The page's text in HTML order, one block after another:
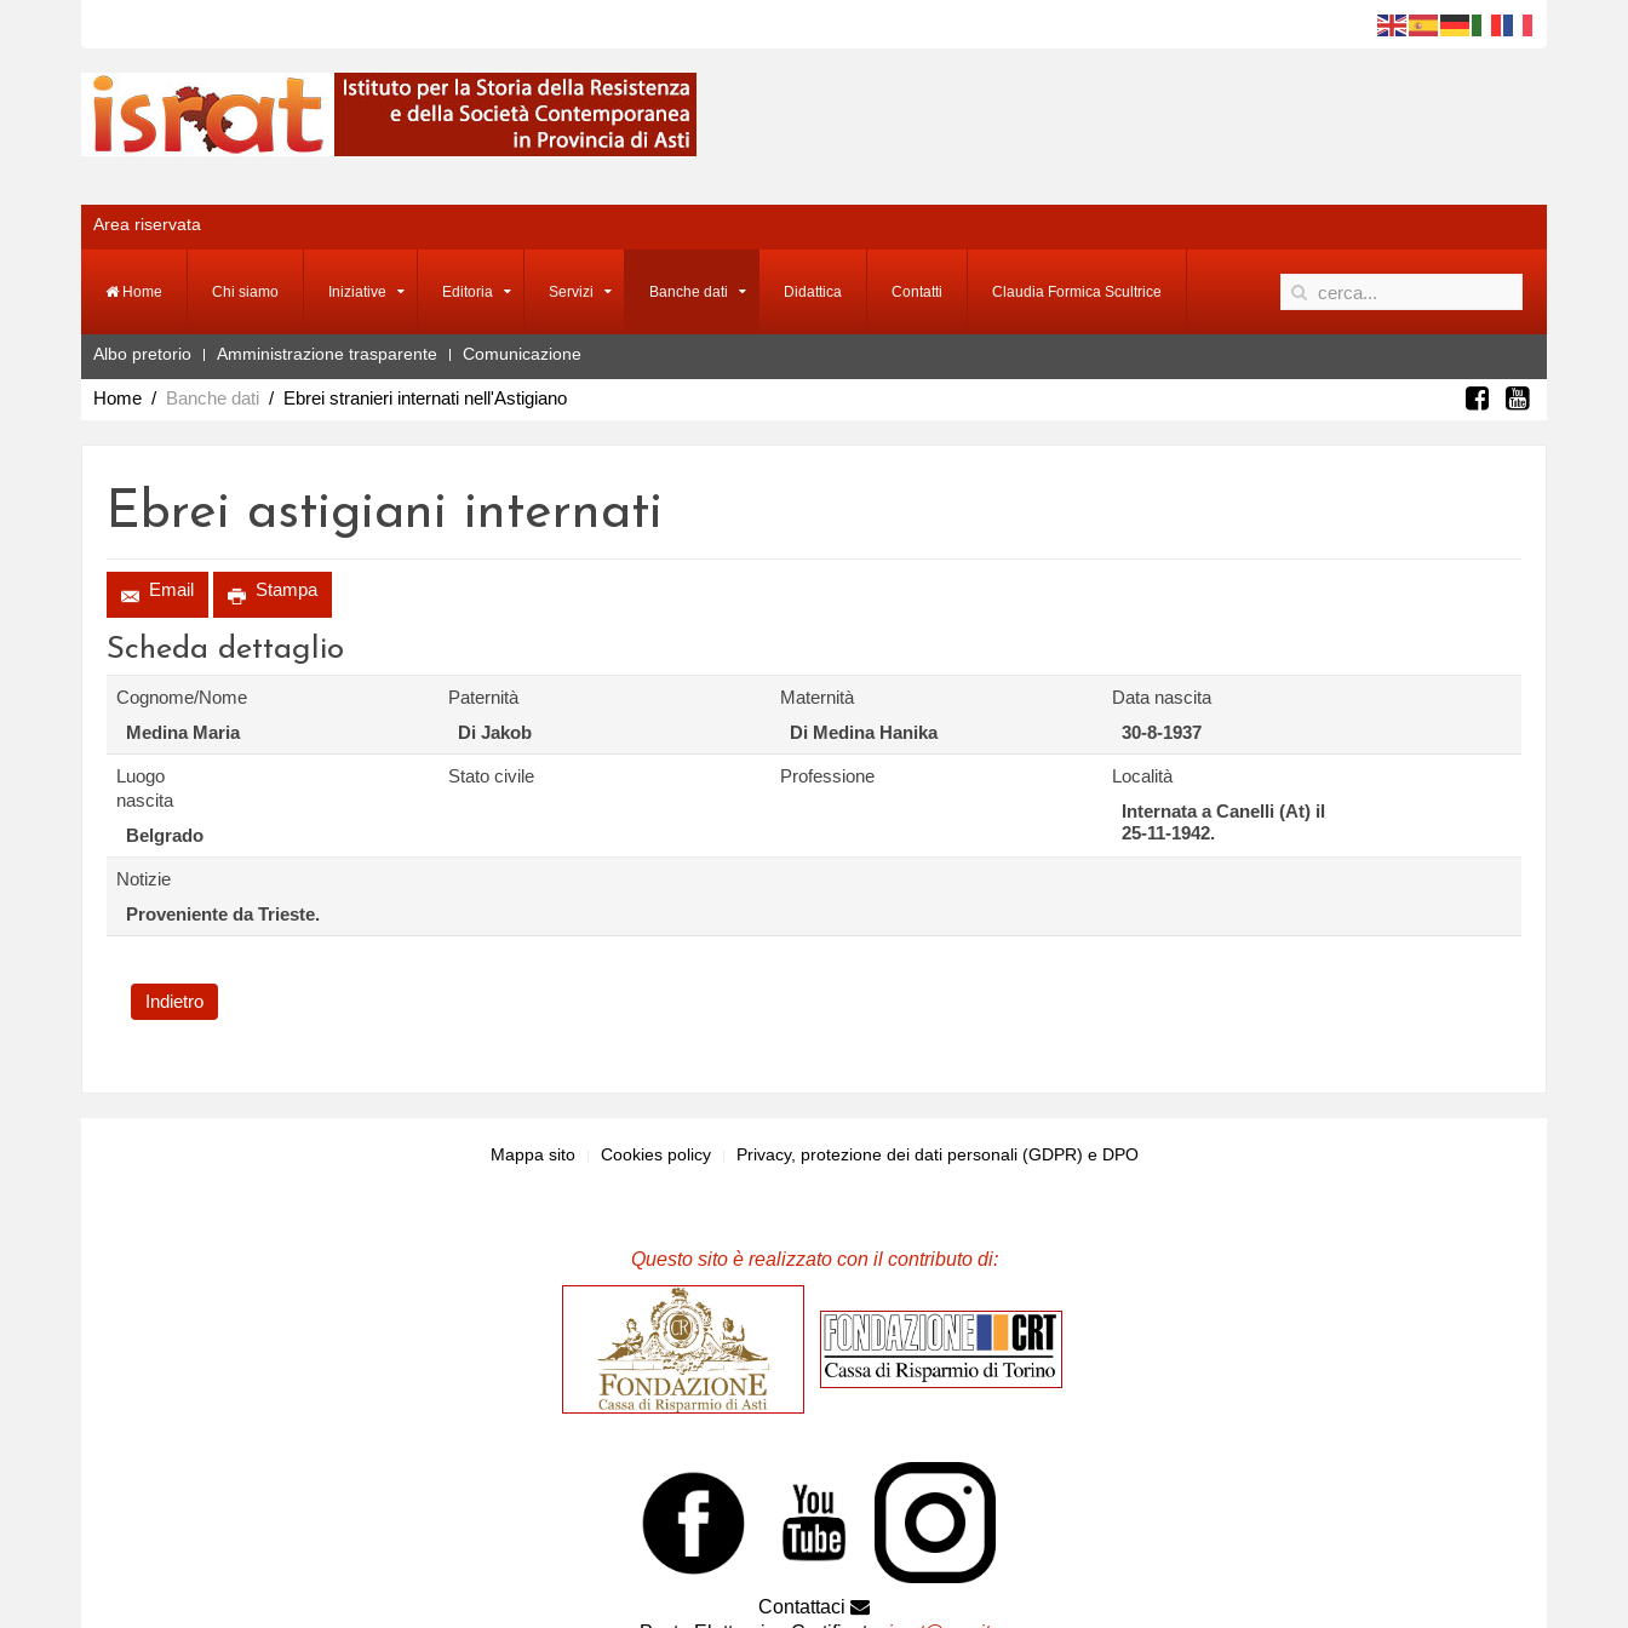
Area riservata
Home Chi siamo Iniziative Editoria Servizi Banche dati Didattica Contatti Claudia Formica Scultrice
Albo pretorio Amministrazione trasparente Comunicazione
Home Banche dati Ebrei stranieri internati nell'Astigiano
Ebrei astigiani internati
Email Stampa
Scheda dettaglio
Cognome/Nome
Medina Maria
Paternità
Di Jakob
Maternità
Di Medina Hanika
Data nascita
30-8-1937
Luogo
nascita
Belgrado
Stato civile Professione
Località
Internata a Canelli (At) il
25-11-1942.
Notizie
Proveniente da Trieste.
Indietro
Mappa sito Cookies policy Privacy, protezione dei dati personali (GDPR) e DPO
Questo sito è realizzato con il contributo di:
Contattaci